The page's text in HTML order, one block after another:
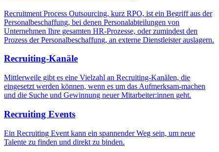
Recruitment Process Outsourcing, kurz RPO, ist ein Begriff aus der
Personalbeschaffung, bei denen Personalabteilungen von
Unternehmen Ihre gesamten HR-Prozesse, oder zumindest den
Prozess der Personalbeschaffung, an externe Dienstleister auslagern.
Recruiting-Kanäle
Mittlerweile gibt es eine Vielzahl an Recruiting-Kanälen, die
eingesetzt werden können, wenn es um das Aufmerksam-machen
und die Suche und Gewinnung neuer Mitarbeiter:innen geht.
Recruiting Events
Ein Recruiting Event kann ein spannender Weg sein, um neue
Talente zu finden und direkt zu binden.